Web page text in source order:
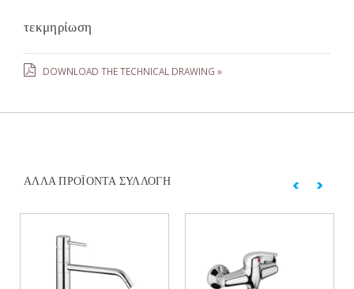
τεκμηρίωση
DOWNLOAD THE TECHNICAL DRAWING »
ΆΛΛΑ ΠΡΟΪΌΝΤΑ ΣΥΛΛΟΓΉ